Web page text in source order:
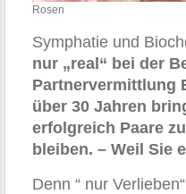
Rosen
Symphatie und
nur „real“ bei der
Partnervermittlung
über 30 Jahren
erfolgreich Paare
bleiben. – Weil Sie
Denn “ nur